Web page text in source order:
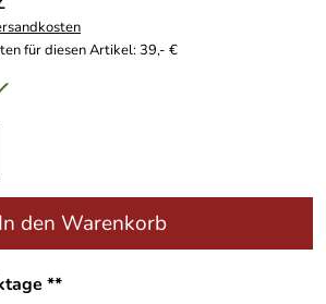
für diesen Artikel: 39,- €
In den Warenkorb
**